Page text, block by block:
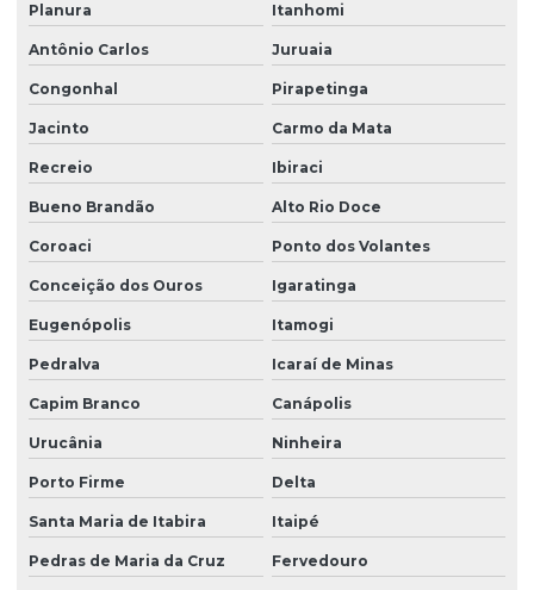
Planura Itanhomi
Antônio Carlos Juruaia
Congonhal Pirapetinga
Jacinto Carmo da Mata
Recreio Ibiraci
Bueno Brandão Alto Rio Doce
Coroaci Ponto dos Volantes
Conceição dos Ouros Igaratinga
Eugenópolis Itamogi
Pedralva Icaraí de Minas
Capim Branco Canápolis
Urucânia Ninheira
Porto Firme Delta
Santa Maria de Itabira Itaipé
Pedras de Maria da Cruz Fervedouro